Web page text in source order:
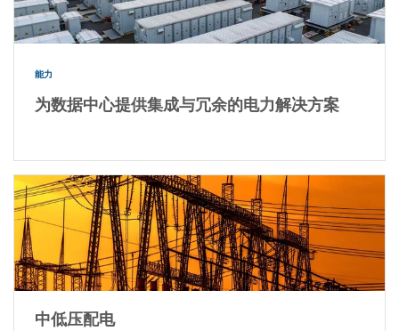
能力
为数据中心提供集成与冗余的电力解决方案
中低压配电